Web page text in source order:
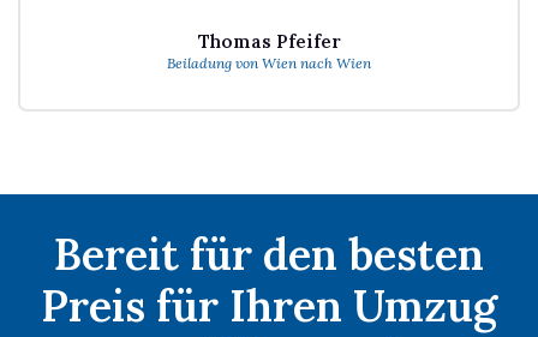
Thomas Pfeifer
Beiladung von Wien nach Wien
Bereit für den besten
Preis für Ihren Umzug